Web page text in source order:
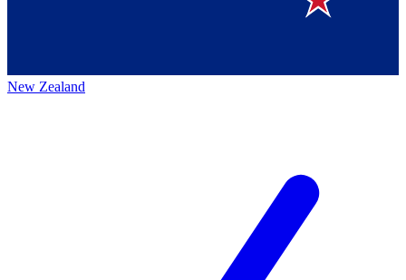
New Zealand